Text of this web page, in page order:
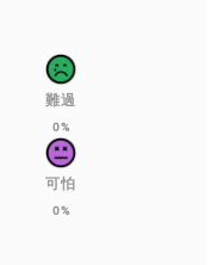
難過
0%
可怕
0%